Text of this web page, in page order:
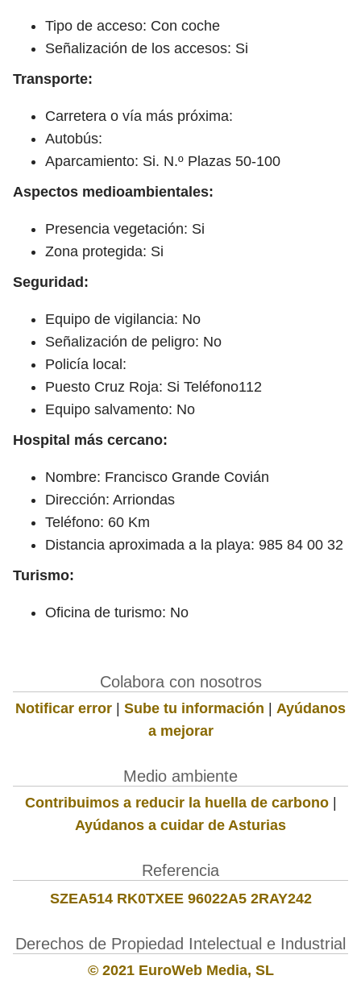
Tipo de acceso: Con coche
Señalización de los accesos: Si
Transporte:
Carretera o vía más próxima:
Autobús:
Aparcamiento: Si. N.º Plazas 50-100
Aspectos medioambientales:
Presencia vegetación: Si
Zona protegida: Si
Seguridad:
Equipo de vigilancia: No
Señalización de peligro: No
Policía local:
Puesto Cruz Roja: Si Teléfono112
Equipo salvamento: No
Hospital más cercano:
Nombre: Francisco Grande Covián
Dirección: Arriondas
Teléfono: 60 Km
Distancia aproximada a la playa: 985 84 00 32
Turismo:
Oficina de turismo: No
Colabora con nosotros
Notificar error | Sube tu información | Ayúdanos
a mejorar
Medio ambiente
Contribuimos a reducir la huella de carbono|
Ayúdanos a cuidar de Asturias
Referencia
SZEA514 RK0TXEE 96022A5 2RAY242
Derechos de Propiedad Intelectual e Industrial
© 2021 EuroWeb Media, SL